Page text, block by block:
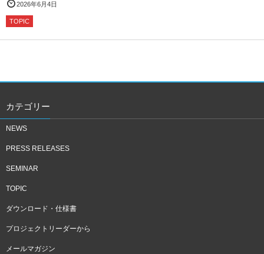
2026年6月4日
TOPIC
カテゴリー
NEWS
PRESS RELEASES
SEMINAR
TOPIC
ダウンロード・仕様書
プロジェクトリーダーから
メールマガジン